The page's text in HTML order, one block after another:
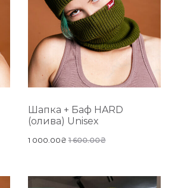
Шапка + Баф HARD
(олива) Unisex
1 600.00₴
1 000.00₴